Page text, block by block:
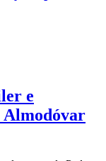
e
Almodóvar